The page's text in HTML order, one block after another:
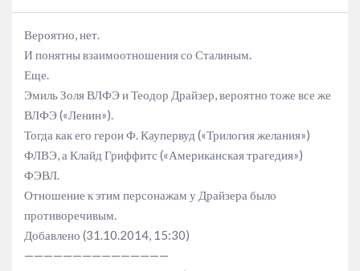
Вероятно, нет.
И понятны взаимоотношения со Сталиным.
Еще.
Эмиль Золя ВЛФЭ и Теодор Драйзер, вероятно тоже все же
ВЛФЭ («Ленин»).
Тогда как его герои Ф. Каупервуд («Трилогия желания»)
ФЛВЭ, а Клайд Гриффитс («Американская трагедия»)
ФЭВЛ.
Отношение к этим персонажам у Драйзера было
противоречивым.
Добавлено (31.10.2014, 15:30)
———————————————